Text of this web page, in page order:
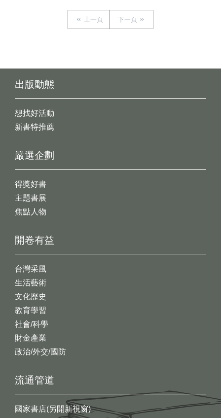
上一頁 下一頁
出版動態
想找好活動
新書特推薦
開卷有益
台灣采風
生活藝術
文化歷史
教育學習
社會/科學
財金產業
政治/外交/國防
嚴選企劃
得獎好書
主題書展
焦點人物
流通管道
國家書店(另開新視窗)